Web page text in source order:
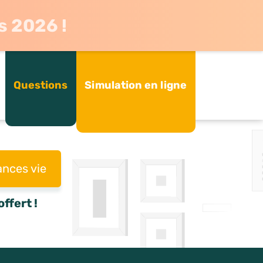
2026 !
Questions Simulation en ligne
vie
!